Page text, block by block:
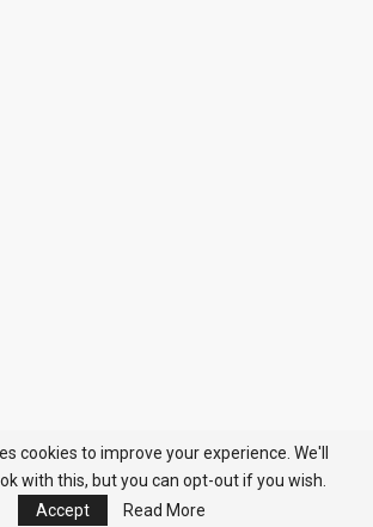
cookies to improve your experience. We'll
with this, but you can opt-out if you wish.
Accept
Read More